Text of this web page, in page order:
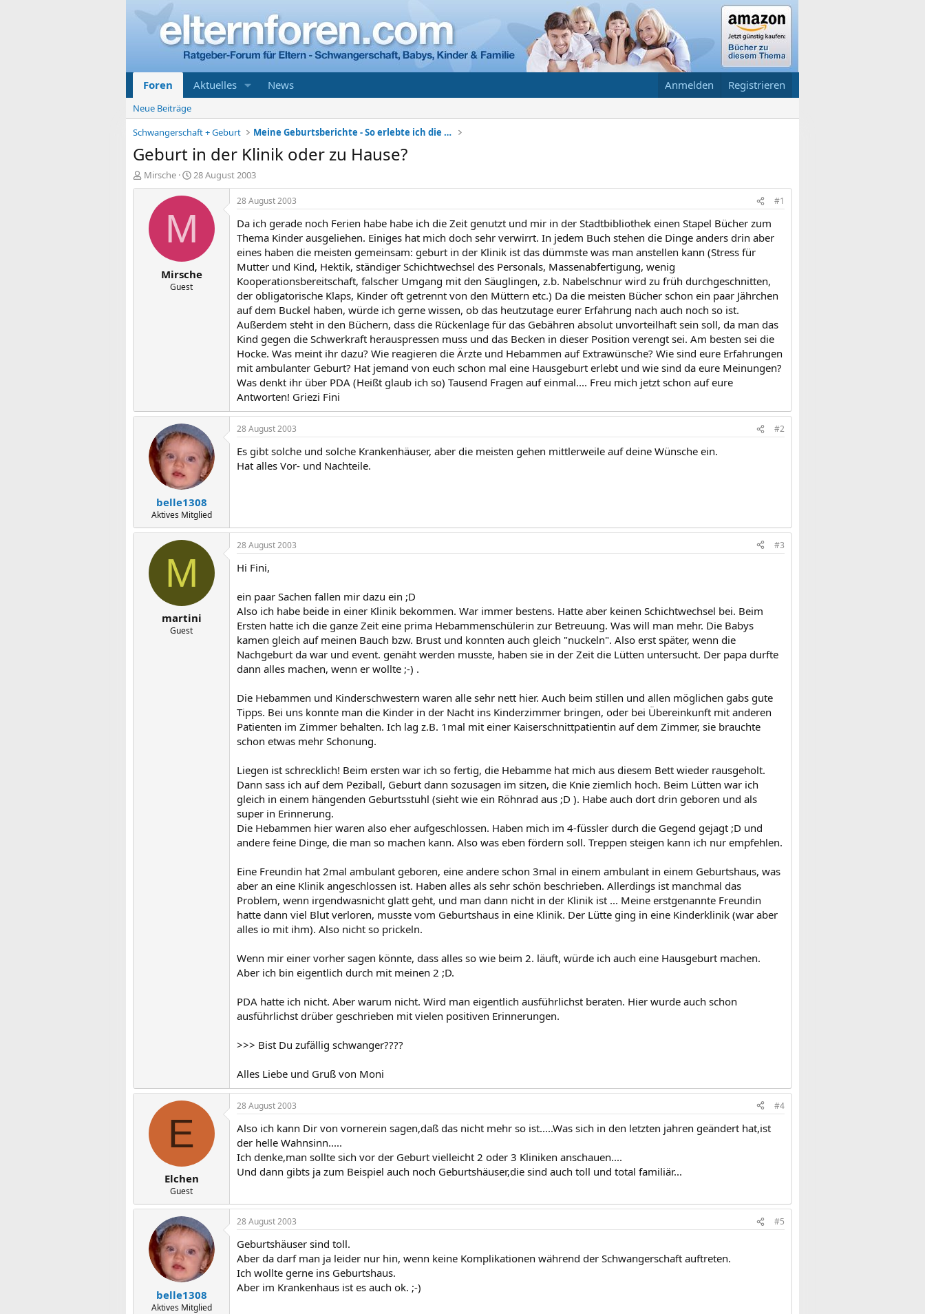
Foren Aktuelles News Anmelden Registrieren
Neue Beiträge
Schwangerschaft + Geburt
Meine Geburtsberichte - So erlebte ich die Geburt
Geburt in der Klinik oder zu Hause?
E
r
Mirsche
E
r
s
t
a
28 August 2003
M
Mirsche
Guest
28 August 2003 #1
Da ich gerade noch Ferien habe habe ich die Zeit genutzt und mir in der Stadtbibliothek einen Stapel Bücher zum
Thema Kinder ausgeliehen. Einiges hat mich doch sehr verwirrt. In jedem Buch stehen die Dinge anders drin aber
eines haben die meisten gemeinsam: geburt in der Klinik ist das dümmste was man anstellen kann (Stress für
Mutter und Kind, Hektik, ständiger Schichtwechsel des Personals, Massenabfertigung, wenig
Kooperationsbereitschaft, falscher Umgang mit den Säuglingen, z.b. Nabelschnur wird zu früh durchgeschnitten,
der obligatorische Klaps, Kinder oft getrennt von den Müttern etc.) Da die meisten Bücher schon ein paar Jährchen
auf dem Buckel haben, würde ich gerne wissen, ob das heutzutage eurer Erfahrung nach auch noch so ist.
Außerdem steht in den Büchern, dass die Rückenlage für das Gebähren absolut unvorteilhaft sein soll, da man das
Kind gegen die Schwerkraft herauspressen muss und das Becken in dieser Position verengt sei. Am besten sei die
Hocke. Was meint ihr dazu? Wie reagieren die Ärzte und Hebammen auf Extrawünsche? Wie sind eure Erfahrungen
mit ambulanter Geburt? Hat jemand von euch schon mal eine Hausgeburt erlebt und wie sind da eure Meinungen?
Was denkt ihr über PDA (Heißt glaub ich so) Tausend Fragen auf einmal.... Freu mich jetzt schon auf eure
Antworten! Griezi Fini
belle1308
Aktives Mitglied
28 August 2003 #2
Es gibt solche und solche Krankenhäuser, aber die meisten gehen mittlerweile auf deine Wünsche ein.
Hat alles Vor- und Nachteile.
M
martini
Guest
28 August 2003 #3
Hi Fini,
ein paar Sachen fallen mir dazu ein ;D
Also ich habe beide in einer Klinik bekommen. War immer bestens. Hatte aber keinen Schichtwechsel bei. Beim
Ersten hatte ich die ganze Zeit eine prima Hebammenschülerin zur Betreuung. Was will man mehr. Die Babys
kamen gleich auf meinen Bauch bzw. Brust und konnten auch gleich "nuckeln". Also erst später, wenn die
Nachgeburt da war und event. genäht werden musste, haben sie in der Zeit die Lütten untersucht. Der papa durfte
dann alles machen, wenn er wollte ;-) .
Die Hebammen und Kinderschwestern waren alle sehr nett hier. Auch beim stillen und allen möglichen gabs gute
Tipps. Bei uns konnte man die Kinder in der Nacht ins Kinderzimmer bringen, oder bei Übereinkunft mit anderen
Patienten im Zimmer behalten. Ich lag z.B. 1mal mit einer Kaiserschnittpatientin auf dem Zimmer, sie brauchte
schon etwas mehr Schonung.
Liegen ist schrecklich! Beim ersten war ich so fertig, die Hebamme hat mich aus diesem Bett wieder rausgeholt.
Dann sass ich auf dem Peziball, Geburt dann sozusagen im sitzen, die Knie ziemlich hoch. Beim Lütten war ich
gleich in einem hängenden Geburtsstuhl (sieht wie ein Röhnrad aus ;D ). Habe auch dort drin geboren und als
super in Erinnerung.
Die Hebammen hier waren also eher aufgeschlossen. Haben mich im 4-füssler durch die Gegend gejagt ;D und
andere feine Dinge, die man so machen kann. Also was eben fördern soll. Treppen steigen kann ich nur empfehlen.
Eine Freundin hat 2mal ambulant geboren, eine andere schon 3mal in einem ambulant in einem Geburtshaus, was
aber an eine Klinik angeschlossen ist. Haben alles als sehr schön beschrieben. Allerdings ist manchmal das
Problem, wenn irgendwasnicht glatt geht, und man dann nicht in der Klinik ist ... Meine erstgenannte Freundin
hatte dann viel Blut verloren, musste vom Geburtshaus in eine Klinik. Der Lütte ging in eine Kinderklinik (war aber
alles io mit ihm). Also nicht so prickeln.
Wenn mir einer vorher sagen könnte, dass alles so wie beim 2. läuft, würde ich auch eine Hausgeburt machen.
Aber ich bin eigentlich durch mit meinen 2 ;D.
PDA hatte ich nicht. Aber warum nicht. Wird man eigentlich ausführlichst beraten. Hier wurde auch schon
ausführlichst drüber geschrieben mit vielen positiven Erinnerungen.
>>> Bist Du zufällig schwanger????
Alles Liebe und Gruß von Moni
E
Elchen
Guest
28 August 2003 #4
Also ich kann Dir von vornerein sagen,daß das nicht mehr so ist.....Was sich in den letzten jahren geändert hat,ist
der helle Wahnsinn.....
Ich denke,man sollte sich vor der Geburt vielleicht 2 oder 3 Kliniken anschauen....
Und dann gibts ja zum Beispiel auch noch Geburtshäuser,die sind auch toll und total familiär...
belle1308
Aktives Mitglied
28 August 2003 #5
Geburtshäuser sind toll.
Aber da darf man ja leider nur hin, wenn keine Komplikationen während der Schwangerschaft auftreten.
Ich wollte gerne ins Geburtshaus.
Aber im Krankenhaus ist es auch ok. ;-)